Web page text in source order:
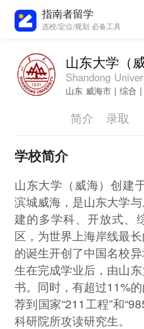
指南者留学
选校/定位/规划 必备工具
山东大学（威
Shandong
山东 威海市 | 综合
简介 录取
学校简介
山东大学（威海）创建
滨城威海，是山东大学
建的多学科、开放式、
区，为世界上海岸线最
的诞生开创了中国名校
生在完成学业后，由山
书。同时，有超过11%
荐到国家“211工程”和
科研院所攻读研究生。